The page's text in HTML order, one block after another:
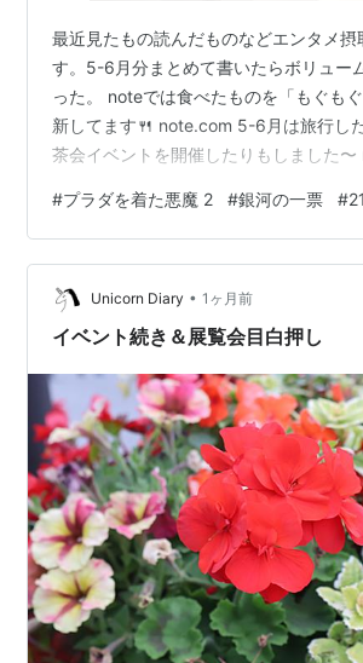
最近見たもの読んだものなどエンタメ摂
す。5-6月分まとめて書いたらボリュー
った。 noteでは食べたものを「もぐも
新してます🍴 note.com 5-6月は旅行し
茶会イベントを開催したりもしました
るんですが、エンタメ系の記録はブログ
い気持ち。 映画 プラダを着た悪魔2 マ
ーク ドラマ 21世紀の大君夫人 銀河の一
う名の星座 ヤブノナカ ノンフィクショ
画 太陽よりも眩しい星 異世界の沙汰…
#プラダを着た悪魔 2 #銀河の一票 #
Unicorn Diary • 1ヶ月前
イベント続き＆展覧会目白押し